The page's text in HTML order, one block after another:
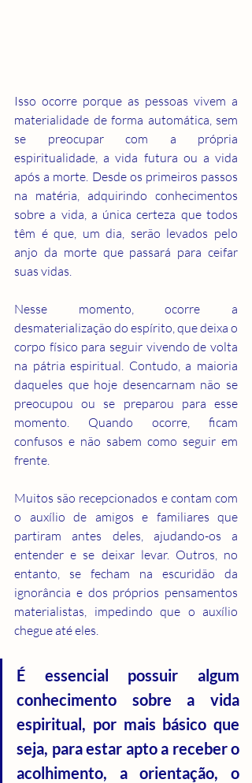
Isso ocorre porque as pessoas vivem a
materialidade de forma automática, sem
se preocupar com a própria
espiritualidade, a vida futura ou a vida
após a morte. Desde os primeiros passos
na matéria, adquirindo conhecimentos
sobre a vida, a única certeza que todos
têm é que, um dia, serão levados pelo
anjo da morte que passará para ceifar
suas vidas.
Nesse momento, ocorre a
desmaterialização do espírito, que deixa o
corpo físico para seguir vivendo de volta
na pátria espiritual. Contudo, a maioria
daqueles que hoje desencarnam não se
preocupou ou se preparou para esse
momento. Quando ocorre, ficam
confusos e não sabem como seguir em
frente.
Muitos são recepcionados e contam com
o auxílio de amigos e familiares que
partiram antes deles, ajudando-os a
entender e se deixar levar. Outros, no
entanto, se fecham na escuridão da
ignorância e dos próprios pensamentos
materialistas, impedindo que o auxílio
chegue até eles.
É essencial possuir algum
conhecimento sobre a vida
espiritual, por mais básico que
seja, para estar apto a receber o
acolhimento, a orientação, o